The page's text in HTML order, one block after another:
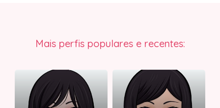
Mais perfis populares e recentes: